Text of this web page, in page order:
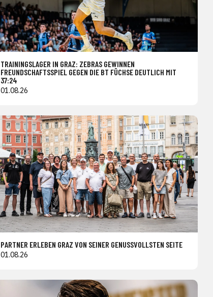
TRAININGSLAGER IN GRAZ: ZEBRAS GEWINNEN
FREUNDSCHAFTSSPIEL GEGEN DIE BT FÜCHSE DEUTLICH MIT
37:24
01.08.26
PARTNER ERLEBEN GRAZ VON SEINER GENUSSVOLLSTEN SEITE
01.08.26